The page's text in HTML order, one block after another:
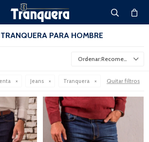
TRANQUERA PARA HOMBRE
Recomendados
Jeans Tranquera Quitar filtros